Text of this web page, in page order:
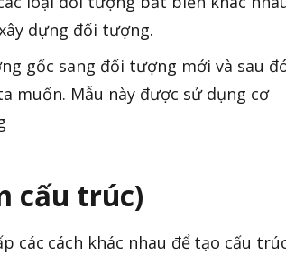
dựng đối tượng.
gốc sang đối tượng mới và sau
muốn. Mẫu này được sử dụng cơ
cấu trúc)
các cách khác nhau để tạo cấu